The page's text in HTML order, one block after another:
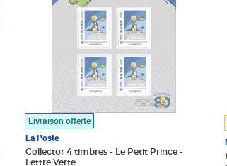
Livraison offerte
La Poste
Collector 4 timbres - Le Petit Prince -
Lettre Verte